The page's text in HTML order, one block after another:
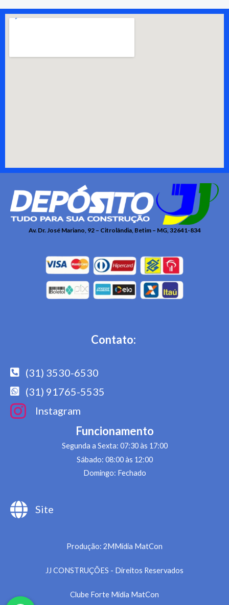
Av. Dr. José Mariano, 92 – Citrolândia, Betim – MG, 32641-834
Contato:
(31) 3530-6530
(31) 91765-5535
Instagram
Funcionamento
Segunda a Sexta: 07:30 às 17:00
Sábado: 08:00 às 12:00
Domingo: Fechado
Site
Produção: 2MMídia MatCon
JJ CONSTRUÇÕES - Direitos Reservados
Clube Forte Mídia MatCon